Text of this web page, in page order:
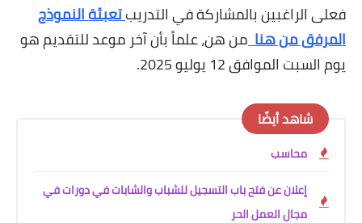
فعلى الراغبين بالمشاركة في التدريبتعبئة النموذج
المرفق من هنامن هن، علماً بأن آخر موعد للتقديم هو
يوم السبت الموافق 12 يوليو 2025.
شاهد أيضًا
محاسب
إعلان عن فتح باب التسجيل للشباب والشابات في دورات في
مجال العمل الحر